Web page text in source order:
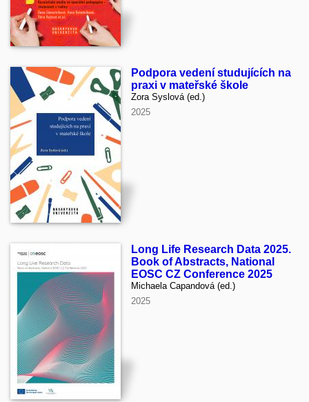
Podpora vedení studujících na
praxi v mateřské škole
Zora Syslová (ed.)
2025
Long Life Research Data 2025.
Book of Abstracts, National
EOSC CZ Conference 2025
Michaela Capandová (ed.)
2025